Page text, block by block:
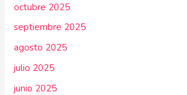
octubre 2025
septiembre 2025
agosto 2025
julio 2025
junio 2025